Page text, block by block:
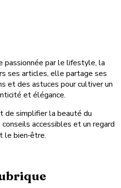
passionnée par le lifestyle, la
ses articles, elle partage ses
et des astuces pour cultiver un
et élégance.
de simplifier la beauté du
accessibles et un regard
le bien‑être.